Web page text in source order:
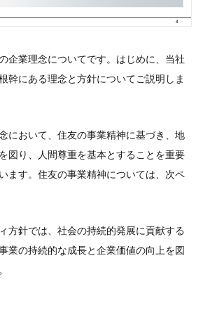
企業理念についてです。はじめに、当社
幹にある理念と方針についてご説明しま
において、住友の事業精神に基づき、地
図り、人間尊重を基本とすることを重要
ます。住友の事業精神については、次ペ
方針では、社会の持続的発展に貢献する
業の持続的な成長と企業価値の向上を図